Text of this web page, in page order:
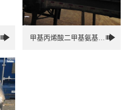
甲基丙烯酸二甲基氨基乙